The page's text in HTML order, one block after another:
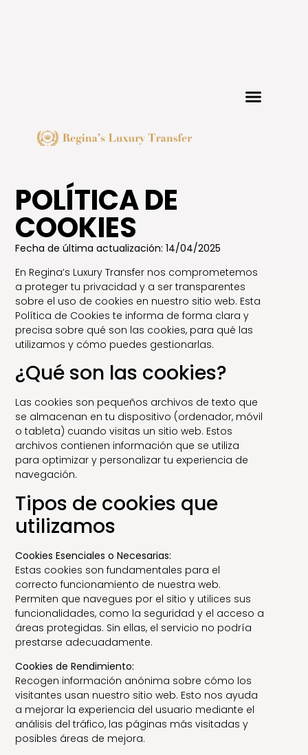
POLÍTICA DE
COOKIES
Fecha de última actualización: 14/04/2025
En Regina’s Luxury Transfer nos comprometemos
a proteger tu privacidad y a ser transparentes
sobre el uso de cookies en nuestro sitio web. Esta
Política de Cookies te informa de forma clara y
precisa sobre qué son las cookies, para qué las
utilizamos y cómo puedes gestionarlas.
¿Qué son las cookies?
Las cookies son pequeños archivos de texto que
se almacenan en tu dispositivo (ordenador, móvil
o tableta) cuando visitas un sitio web. Estos
archivos contienen información que se utiliza
para optimizar y personalizar tu experiencia de
navegación.
Tipos de cookies que
utilizamos
Cookies Esenciales o Necesarias:
Estas cookies son fundamentales para el
correcto funcionamiento de nuestra web.
Permiten que navegues por el sitio y utilices sus
funcionalidades, como la seguridad y el acceso a
áreas protegidas. Sin ellas, el servicio no podría
prestarse adecuadamente.
Cookies de Rendimiento:
Recogen información anónima sobre cómo los
visitantes usan nuestro sitio web. Esto nos ayuda
a mejorar la experiencia del usuario mediante el
análisis del tráfico, las páginas más visitadas y
posibles áreas de mejora.